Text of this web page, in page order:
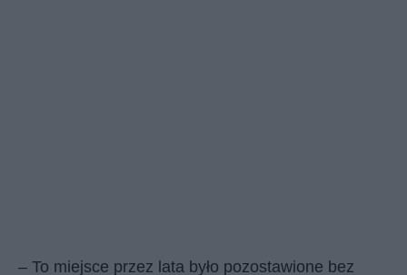
– To miejsce przez lata było pozostawione bez